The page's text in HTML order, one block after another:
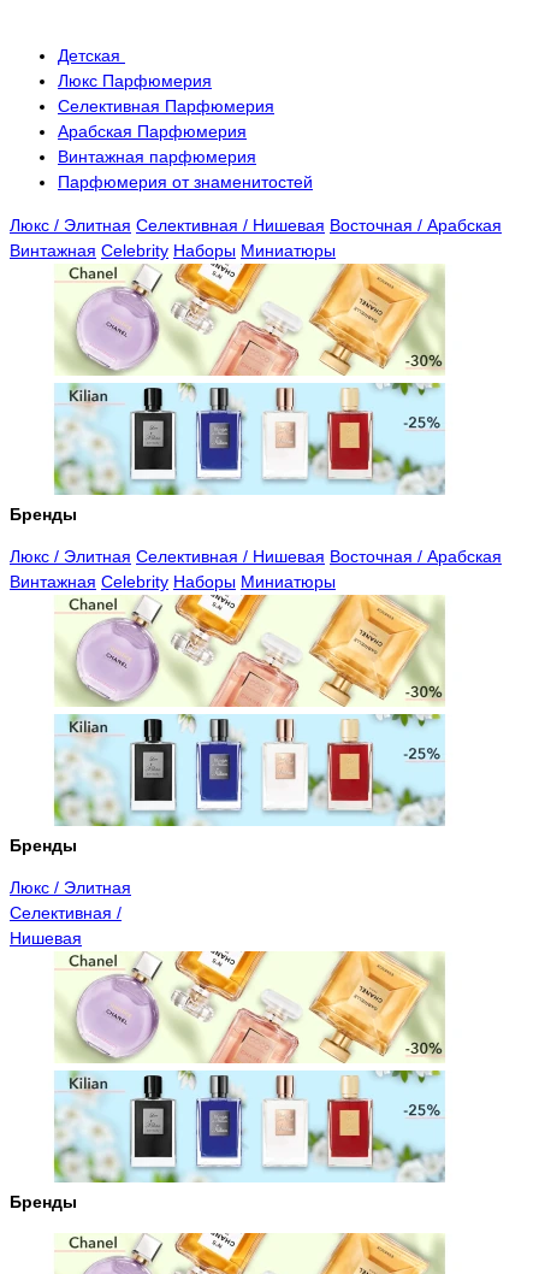
Детская
Люкс Парфюмерия
Селективная Парфюмерия
Арабская Парфюмерия
Винтажная парфюмерия
Парфюмерия от знаменитостей
Люкс / Элитная Селективная / Нишевая Восточная / Арабская
Винтажная Celebrity Наборы Миниатюры
Бренды
Люкс / Элитная Селективная / Нишевая Восточная / Арабская
Винтажная Celebrity Наборы Миниатюры
Бренды
Люкс / Элитная
Селективная /
Нишевая
Бренды